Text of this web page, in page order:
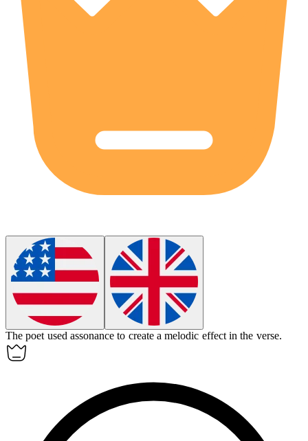
The poet used assonance to create a melodic effect in the verse.